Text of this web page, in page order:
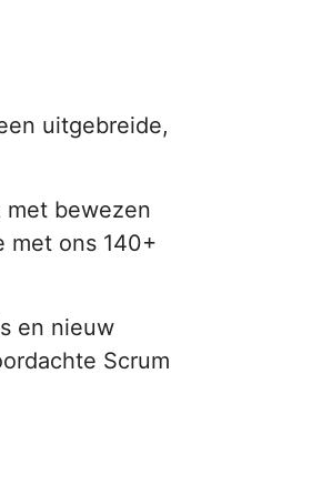
uitgebreide,
met bewezen
met ons 140+
en nieuw
Scrum